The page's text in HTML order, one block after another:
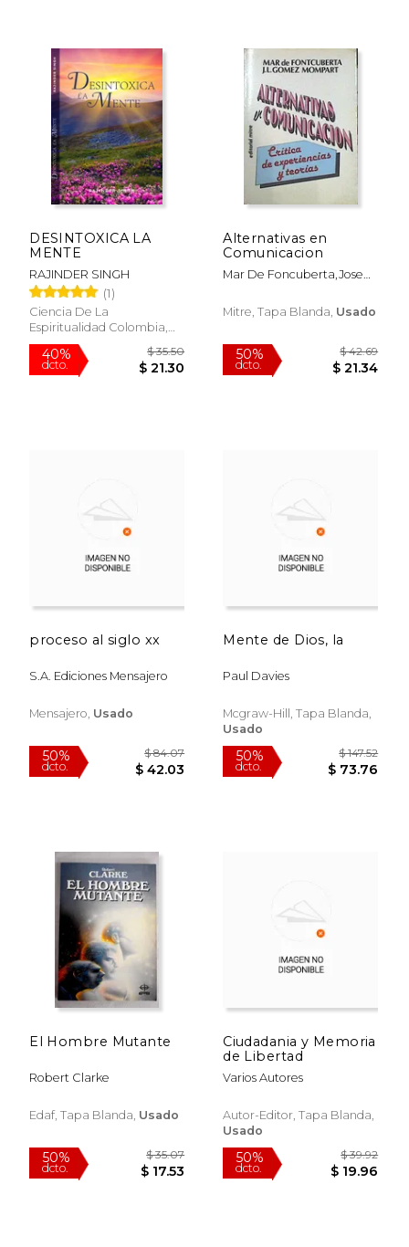
50%
dcto. $ 27.18
50%
dcto.
DESINTOXICA LA
MENTE
RAJINDER SINGH
(1)
Ciencia De La
Espiritualidad Colombia,
2022, 2 Edición, Tapa
Blanda, Nuevo
40%
dcto.
$ 35.50
$ 21.30
Alternativas en
Comunicacion
Mar De Foncuberta,Josep
Mitre, Tapa Blanda, Usado
50%
dcto.
$
$
proceso al siglo xx
S.a. Ediciones Mensajero
Mensajero, Usado
Mente de Dios, la
Paul Davies
Mcgraw-Hill, Tapa Blanda,
Usado
El Hombre Mutante
Robert Clarke
Edaf, Tapa Blanda, Usado
Ciudadania y Memoria
de Libertad
Varios Autores
Autor-Editor, Tapa Blanda,
Usado